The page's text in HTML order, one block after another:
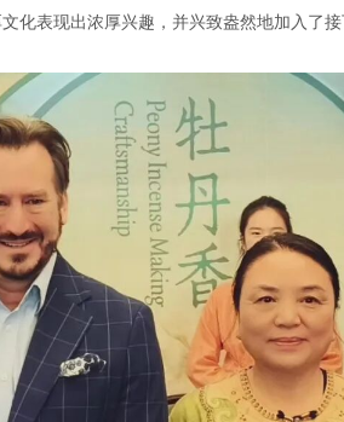
化表现出浓厚兴趣，并兴致盎然地加入了